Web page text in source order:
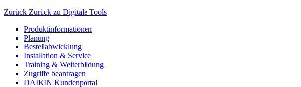
Zurück Zurück zu Digitale Tools
Produktinformationen
Planung
Bestellabwicklung
Installation & Service
Training & Weiterbildung
Zugriffe beantragen
DAIKIN Kundenportal